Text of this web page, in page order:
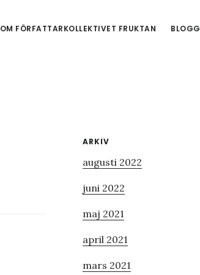
OM FÖRFATTARKOLLEKTIVET FRUKTAN BLOGG
Primärt
sidofält
ARKIV
augusti 2022
juni 2022
maj 2021
april 2021
mars 2021